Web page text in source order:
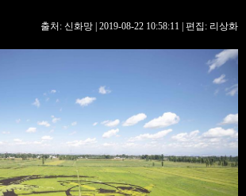
핫 TV 문화
오피니언
출처: 신화망 | 2019-08-22 10:58:11 | 편집: 리상화